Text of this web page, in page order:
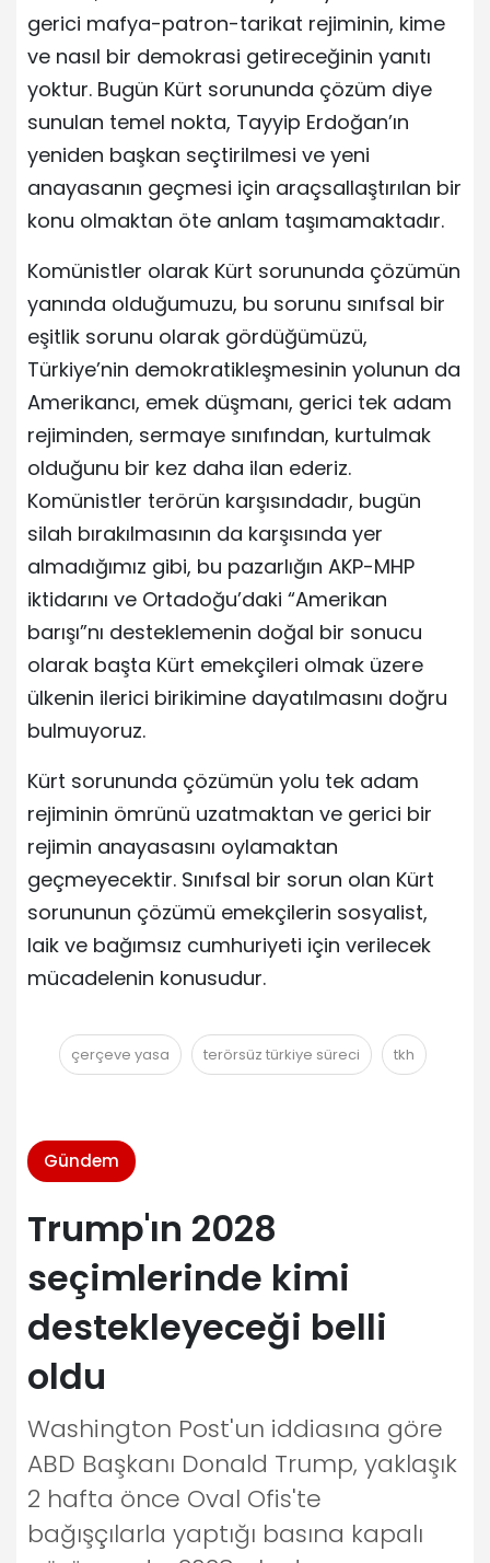
gerici mafya-patron-tarikat rejiminin, kime
ve nasıl bir demokrasi getireceğinin yanıtı
yoktur. Bugün Kürt sorununda çözüm diye
sunulan temel nokta, Tayyip Erdoğan’ın
yeniden başkan seçtirilmesi ve yeni
anayasanın geçmesi için araçsallaştırılan bir
konu olmaktan öte anlam taşımamaktadır.
Komünistler olarak Kürt sorununda çözümün
yanında olduğumuzu, bu sorunu sınıfsal bir
eşitlik sorunu olarak gördüğümüzü,
Türkiye’nin demokratikleşmesinin yolunun da
Amerikancı, emek düşmanı, gerici tek adam
rejiminden, sermaye sınıfından, kurtulmak
olduğunu bir kez daha ilan ederiz.
Komünistler terörün karşısındadır, bugün
silah bırakılmasının da karşısında yer
almadığımız gibi, bu pazarlığın AKP-MHP
iktidarını ve Ortadoğu’daki “Amerikan
barışı”nı desteklemenin doğal bir sonucu
olarak başta Kürt emekçileri olmak üzere
ülkenin ilerici birikimine dayatılmasını doğru
bulmuyoruz.
Kürt sorununda çözümün yolu tek adam
rejiminin ömrünü uzatmaktan ve gerici bir
rejimin anayasasını oylamaktan
geçmeyecektir. Sınıfsal bir sorun olan Kürt
sorununun çözümü emekçilerin sosyalist,
laik ve bağımsız cumhuriyeti için verilecek
mücadelenin konusudur.
çerçeve yasa terörsüz türkiye süreci tkh
Gündem
Trump'ın 2028
seçimlerinde kimi
destekleyeceği belli
oldu
Washington Post'un iddiasına göre
ABD Başkanı Donald Trump, yaklaşık
2 hafta önce Oval Ofis'te
bağışçılarla yaptığı basına kapalı